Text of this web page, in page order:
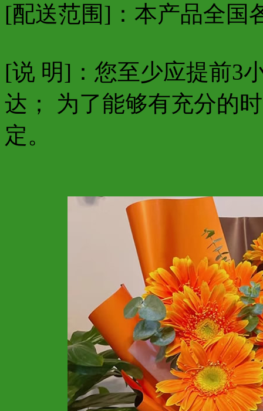
[配送范围]：本产品全国
[说 明]：您至少应提前3
达； 为了能够有充分的
定。